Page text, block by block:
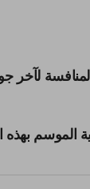
لآخر
الموسم